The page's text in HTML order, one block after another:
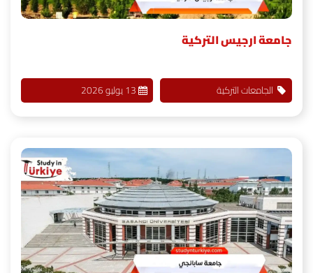
جامعة ارجيس التركية
الجامعات التركية 13 يوليو 2026